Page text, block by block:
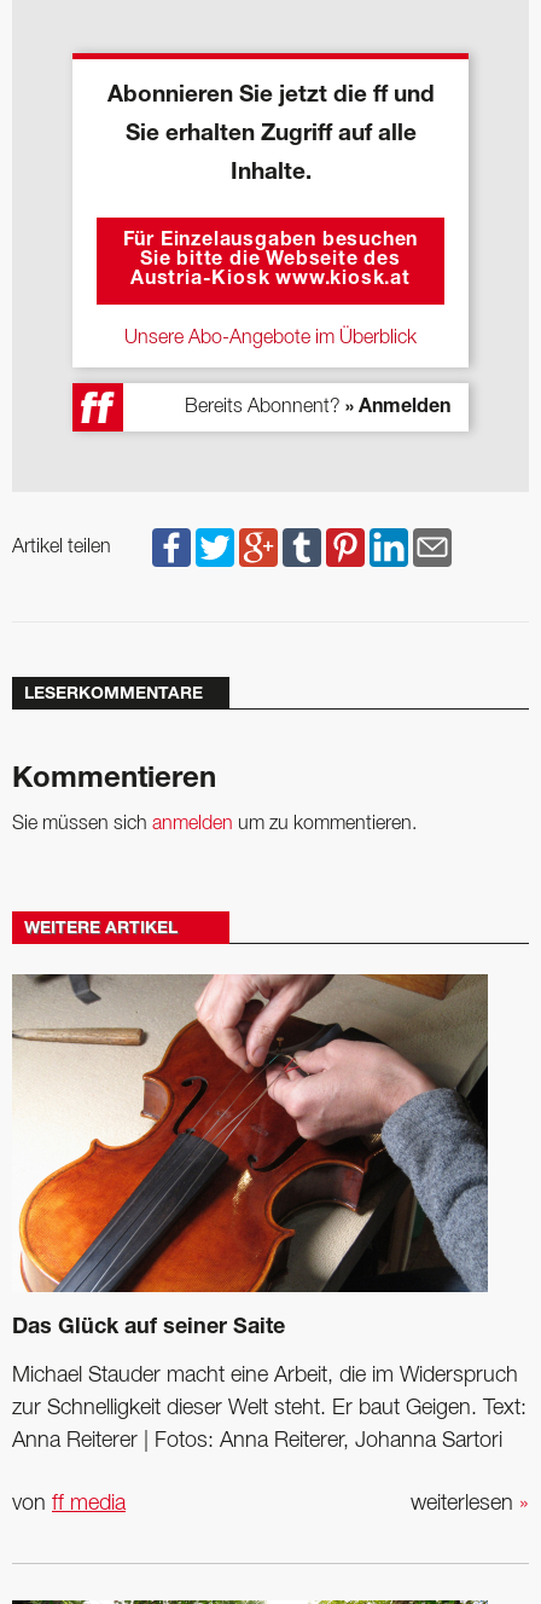
Abonnieren Sie jetzt die ff und
Sie erhalten Zugriff auf alle
Inhalte.
Für Einzelausgaben besuchen
Sie bitte die Webseite des
Austria-Kiosk www.kiosk.at
Unsere Abo-Angebote im Überblick
Bereits Abonnent? » Anmelden
Artikel teilen
LESERKOMMENTARE
Kommentieren
Sie müssen sich anmelden um zu kommentieren.
WEITERE ARTIKEL
Das Glück auf seiner Saite
Michael Stauder macht eine Arbeit, die im Widerspruch
zur Schnelligkeit dieser Welt steht. Er baut Geigen. Text:
Anna Reiterer | Fotos: Anna Reiterer, Johanna Sartori
weiterlesen »
von ff media